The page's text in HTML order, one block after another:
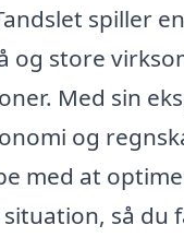
spiller
og store
Med sin
og
med at
så du